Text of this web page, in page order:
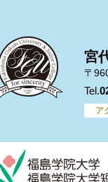
宮
〒
ア